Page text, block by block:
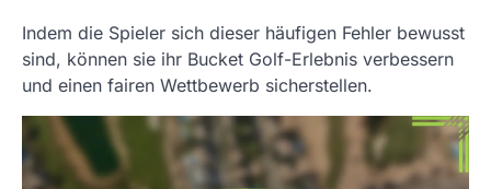
Indem die Spieler sich dieser häufigen Fehler bewusst
sind, können sie ihr Bucket Golf-Erlebnis verbessern
und einen fairen Wettbewerb sicherstellen.